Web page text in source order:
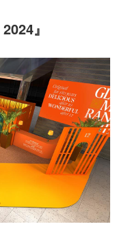
』